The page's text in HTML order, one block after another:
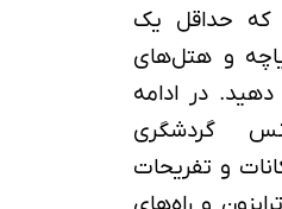
که حداقل یک
و هتل‌های
در ادامه
گردشگری
و تفریحات